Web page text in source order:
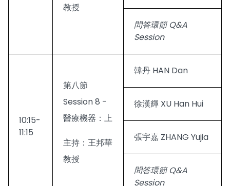
教授
問答環節 Q&A
Session
10:15-
11:15
第八節
Session 8 -
醫療機器：上
主持：王邦華
教授
韓丹 HAN Dan
徐漢輝 XU Han Hui
張宇嘉 ZHANG Yujia
問答環節 Q&A
Session